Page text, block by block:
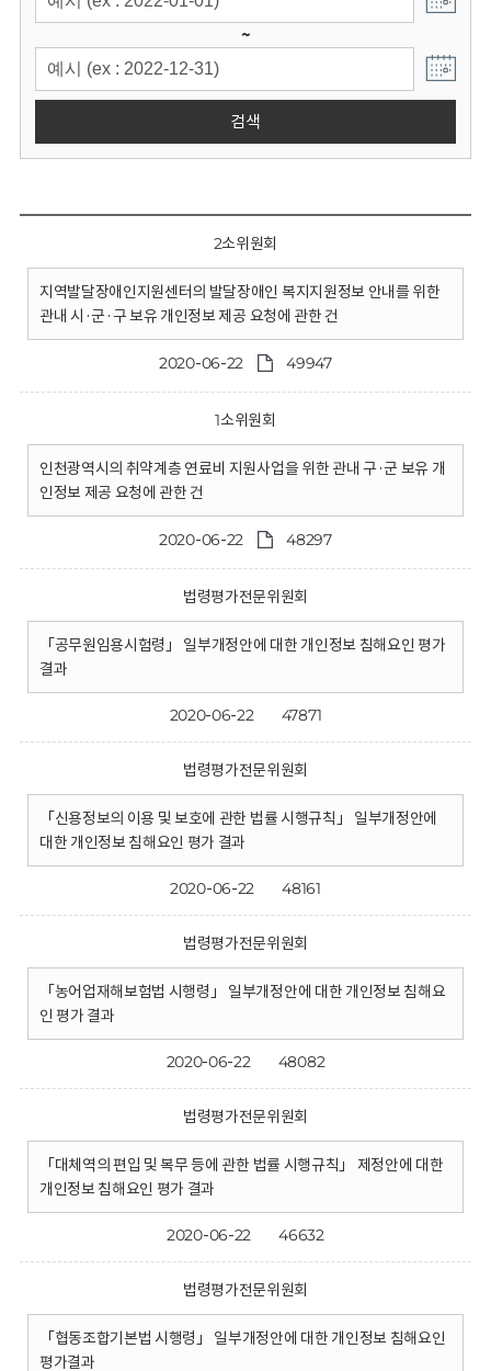
~
검색
2소위원회
지역발달장애인지원센터의 발달장애인 복지지원정보 안내를 위한
관내 시·군·구 보유 개인정보 제공 요청에 관한 건
2020-06-22 49947
1소위원회
인천광역시의 취약계층 연료비 지원사업을 위한 관내 구·군 보유 개
인정보 제공 요청에 관한 건
2020-06-22 48297
법령평가전문위원회
「공무원임용시험령」 일부개정안에 대한 개인정보 침해요인 평가
결과
2020-06-22 47871
법령평가전문위원회
「신용정보의 이용 및 보호에 관한 법률 시행규칙」 일부개정안에
대한 개인정보 침해요인 평가 결과
2020-06-22 48161
법령평가전문위원회
「농어업재해보험법 시행령」 일부개정안에 대한 개인정보 침해요
인 평가 결과
2020-06-22 48082
법령평가전문위원회
「대체역의 편입 및 복무 등에 관한 법률 시행규칙」 제정안에 대한
개인정보 침해요인 평가 결과
2020-06-22 46632
법령평가전문위원회
「협동조합기본법 시행령」 일부개정안에 대한 개인정보 침해요인
평가결과